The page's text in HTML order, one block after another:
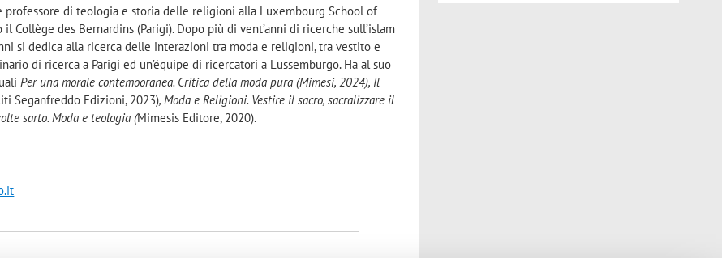
professore di teologia e storia delle religioni alla Luxembourg School of
Collège des Bernardins (Parigi). Dopo più di vent’anni di ricerche sull’islam
si dedica alla ricerca delle interazioni tra moda e religioni, tra vestito e
di ricerca a Parigi ed un’équipe di ricercatori a Lussemburgo. Ha al suo
Per una morale contemooranea. Critica della moda pura (Mimesi, 2024), Il
Seganfreddo Edizioni, 2023), Moda e Religioni. Vestire il sacro, sacralizzare il
sarto. Moda e teologia (Mimesis Editore, 2020).